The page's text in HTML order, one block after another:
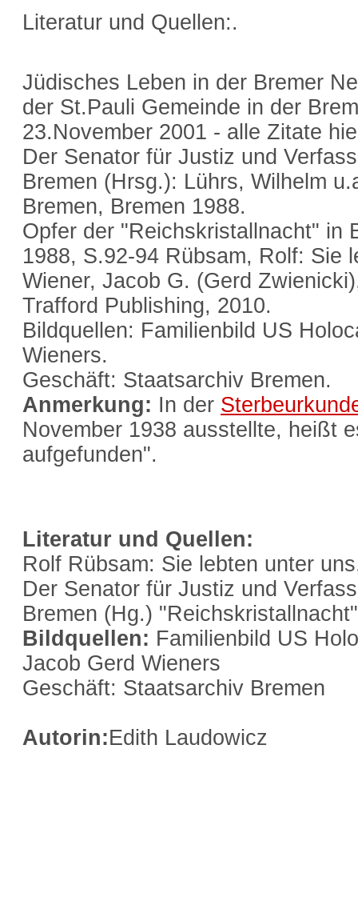
Literatur und Quellen:.
Jüdisches Leben in der Bremer
der St.Pauli Gemeinde in der
23.November 2001 - alle Zitate
Der Senator für Justiz und
Bremen (Hrsg.): Lührs, Wilhelm
Bremen, Bremen 1988.
Opfer der "Reichskristallnacht" in
1988, S.92-94 Rübsam, Rolf: Sie
Wiener, Jacob G. (Gerd
Trafford Publishing, 2010.
Bildquellen: Familienbild US
Wieners.
Geschäft: Staatsarchiv Bremen.
Anmerkung: In der
November 1938 ausstellte, heißt
aufgefunden".
Literatur und Quellen:
Rolf Rübsam: Sie lebten unter
Der Senator für Justiz und
Bremen (Hg.)
Bildquellen: Familienbild US
Jacob Gerd Wieners
Geschäft: Staatsarchiv Bremen
Autorin:Edith Laudowicz